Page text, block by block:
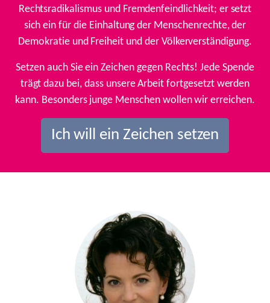
Rechtsradikalismus und Fremdenfeindlichkeit; er setzt
sich ein für die Einhaltung der Menschenrechte, der
Demokratie und Freiheit und der Völkerverständigung.
Setzen auch Sie ein Zeichen gegen Rechts! Jede Spende
trägt dazu bei, dass unsere Arbeit fortgesetzt werden
kann. Besonders junge Menschen wollen wir erreichen.
Ich will ein Zeichen setzen